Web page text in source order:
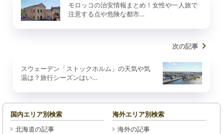
モロッコの治安情報まとめ！女性や一人旅で
注意する点や危険な都市…
次の記事
スウェーデン「ストックホルム」の天気や気
温は？旅行シーズンはい…
国内エリア別検索
北海道の記事
海外エリア別検索
海外の記事